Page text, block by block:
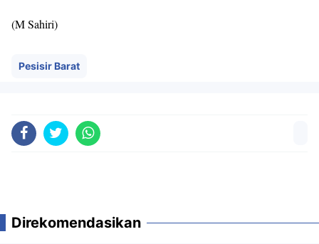
(M Sahiri)
Pesisir Barat
Direkomendasikan